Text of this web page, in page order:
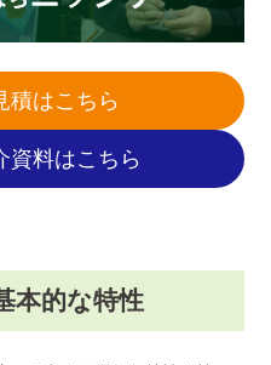
積はこちら
資料はこちら
本的な特性